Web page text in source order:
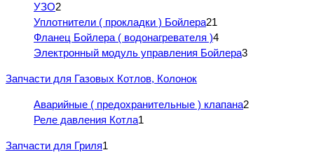
УЗО2
Уплотнители ( прокладки ) Бойлера21
Фланец Бойлера ( водонагревателя )4
Электронный модуль управления Бойлера3
Запчасти для Газовых Котлов, Колонок
Аварийные ( предохранительные ) клапана2
Реле давления Котла1
Запчасти для Гриля1